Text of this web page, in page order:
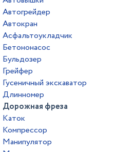
Автогрейдер
Автокран
Асфальтоукладчик
Бетононасос
Бульдозер
Грейфер
Гусеничный экскаватор
Длинномер
Дорожная фреза
Каток
Компрессор
Манипулятор